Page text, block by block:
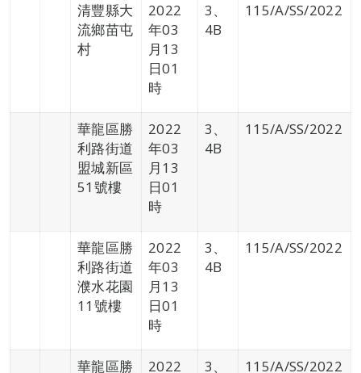
清豐縣大
流鄉苗屯
村
2022
年03
月13
日01
時
3、
4B
115/A/SS/2022
華龍區勝
利路街道
盟城新區
51號樓
2022
年03
月13
日01
時
3、
4B
115/A/SS/2022
華龍區勝
利路街道
濮水花園
11號樓
2022
年03
月13
日01
時
3、
4B
115/A/SS/2022
華龍區勝 2022 3、 115/A/SS/2022